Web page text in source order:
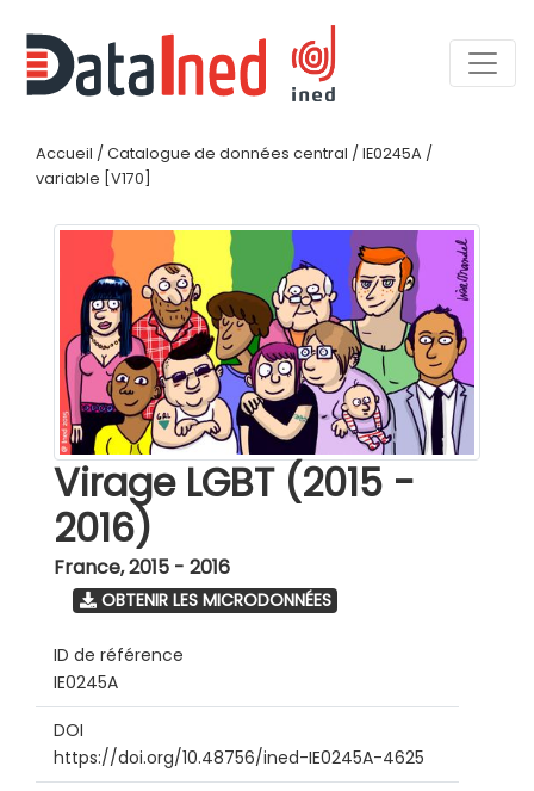
Accueil / Catalogue de données central / IE0245A /
variable [V170]
Virage LGBT (2015 -
2016)
France,2015 - 2016
OBTENIR LES MICRODONNÉES
ID de référence
IE0245A
DOI
https://doi.org/10.48756/ined-IE0245A-4625